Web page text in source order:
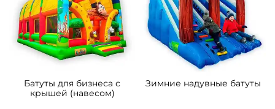
Батуты для бизнеса с
крышей (навесом)
Зимние надувные батуты